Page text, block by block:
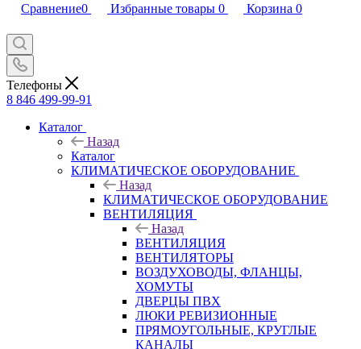
Сравнение0 Избранные товары 0 Корзина 0
Телефоны
8 846 499-99-91
Каталог
Назад
Каталог
КЛИМАТИЧЕСКОЕ ОБОРУДОВАНИЕ
Назад
КЛИМАТИЧЕСКОЕ ОБОРУДОВАНИЕ
ВЕНТИЛЯЦИЯ
Назад
ВЕНТИЛЯЦИЯ
ВЕНТИЛЯТОРЫ
ВОЗДУХОВОДЫ, ФЛАНЦЫ,
ХОМУТЫ
ДВЕРЦЫ ПВХ
ЛЮКИ РЕВИЗИОННЫЕ
ПРЯМОУГОЛЬНЫЕ, КРУГЛЫЕ
КАНАЛЫ